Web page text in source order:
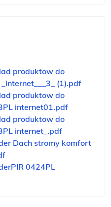
produktow do
(1).pdf
produktow do
internet01.pdf
produktow do
internet_.pdf
Dach stromy komfort
0424PL